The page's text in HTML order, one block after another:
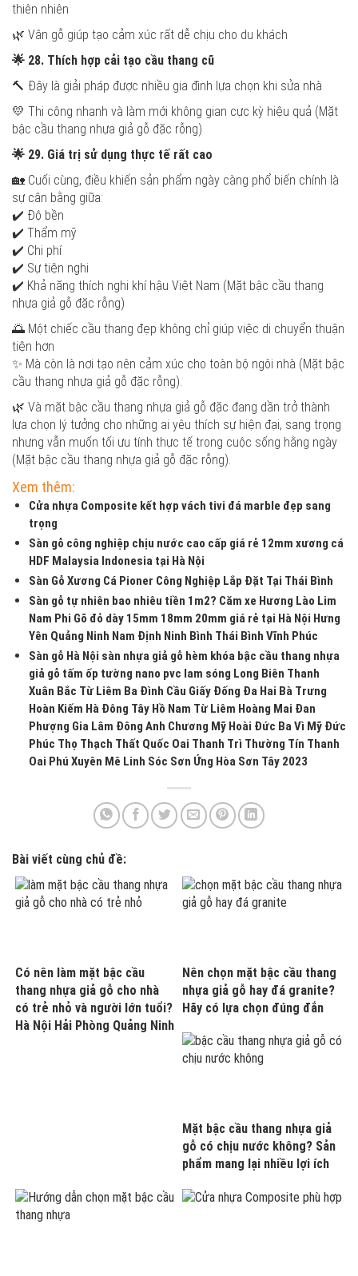
thiên nhiên
🌿 Vân gỗ giúp tạo cảm xúc rất dễ chịu cho du khách
🌟 28. Thích hợp cải tạo cầu thang cũ
🔨 Đây là giải pháp được nhiều gia đình lựa chọn khi sửa nhà
💛 Thi công nhanh và làm mới không gian cực kỳ hiệu quả (Mặt
bậc cầu thang nhựa giả gỗ đặc rỗng)
🌟 29. Giá trị sử dụng thực tế rất cao
🏡 Cuối cùng, điều khiến sản phẩm ngày càng phổ biến chính là
sự cân bằng giữa:
✔️ Độ bền
✔️ Thẩm mỹ
✔️ Chi phí
✔️ Sự tiện nghi
✔️ Khả năng thích nghi khí hậu Việt Nam (Mặt bậc cầu thang
nhựa giả gỗ đặc rỗng)
🌅 Một chiếc cầu thang đẹp không chỉ giúp việc di chuyển thuận
tiện hơn
✨ Mà còn là nơi tạo nên cảm xúc cho toàn bộ ngôi nhà (Mặt bậc
cầu thang nhựa giả gỗ đặc rỗng).
🌿 Và mặt bậc cầu thang nhựa giả gỗ đặc đang dần trở thành
lựa chọn lý tưởng cho những ai yêu thích sự hiện đại, sang trọng
nhưng vẫn muốn tối ưu tính thực tế trong cuộc sống hằng ngày
(Mặt bậc cầu thang nhựa giả gỗ đặc rỗng).
Xem thêm:
Cửa nhựa Composite kết hợp vách tivi đá marble đẹp sang
trọng
Sàn gỗ công nghiệp chịu nước cao cấp giá rẻ 12mm xương cá
HDF Malaysia Indonesia tại Hà Nội
Sàn Gỗ Xương Cá Pioner Công Nghiệp Lắp Đặt Tại Thái Bình
Sàn gỗ tự nhiên bao nhiêu tiền 1m2? Căm xe Hương Lào Lim
Nam Phi Gõ đỏ dày 15mm 18mm 20mm giá rẻ tại Hà Nội Hưng
Yên Quảng Ninh Nam Định Ninh Bình Thái Bình Vĩnh Phúc
Sàn gỗ Hà Nội sàn nhựa giả gỗ hèm khóa bậc cầu thang nhựa
giả gỗ tấm ốp tường nano pvc lam sóng Long Biên Thanh
Xuân Bắc Từ Liêm Ba Đình Cầu Giấy Đống Đa Hai Bà Trưng
Hoàn Kiếm Hà Đông Tây Hồ Nam Từ Liêm Hoàng Mai Đan
Phượng Gia Lâm Đông Anh Chương Mỹ Hoài Đức Ba Vì Mỹ Đức
Phúc Thọ Thạch Thất Quốc Oai Thanh Trì Thường Tín Thanh
Oai Phú Xuyên Mê Linh Sóc Sơn Ứng Hòa Sơn Tây 2023
Bài viết cùng chủ đề:
Có nên làm mặt bậc cầu
thang nhựa giả gỗ cho nhà
có trẻ nhỏ và người lớn tuổi?
Hà Nội Hải Phòng Quảng Ninh
Nên chọn mặt bậc cầu thang
nhựa giả gỗ hay đá granite?
Hãy có lựa chọn đúng đắn
Mặt bậc cầu thang nhựa giả
gỗ có chịu nước không? Sản
phẩm mang lại nhiều lợi ích